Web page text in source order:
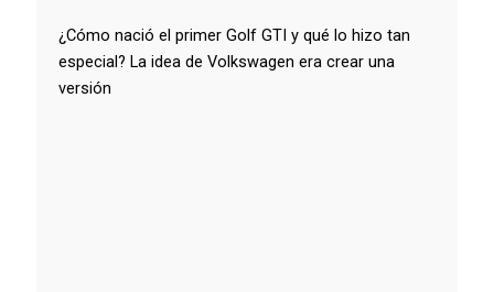
¿Cómo nació el primer Golf GTI y qué lo hizo tan
especial? La idea de Volkswagen era crear una
versión